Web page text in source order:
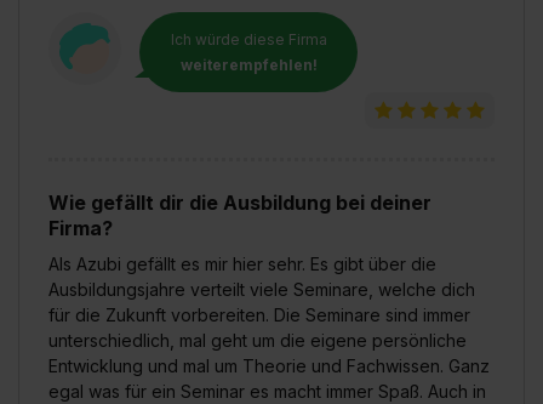
Ich würde diese Firma
weiterempfehlen!
Wie gefällt dir die Ausbildung bei deiner
Firma?
Als Azubi gefällt es mir hier sehr. Es gibt über die
Ausbildungsjahre verteilt viele Seminare, welche dich
für die Zukunft vorbereiten. Die Seminare sind immer
unterschiedlich, mal geht um die eigene persönliche
Entwicklung und mal um Theorie und Fachwissen. Ganz
egal was für ein Seminar es macht immer Spaß. Auch in